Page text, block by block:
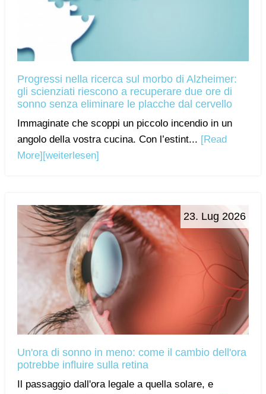
Progressi nella ricerca sul morbo di Alzheimer:
gli scienziati riescono a recuperare due ore di
sonno senza eliminare le placche dal cervello
Immaginate che scoppi un piccolo incendio in un
angolo della vostra cucina. Con l’estint... [Read
More] [weiterlesen]
23. Lug 2026
Un'ora di sonno in meno: come il cambio dell'ora
potrebbe influire sulla retina
Il passaggio dall'ora legale a quella solare, e